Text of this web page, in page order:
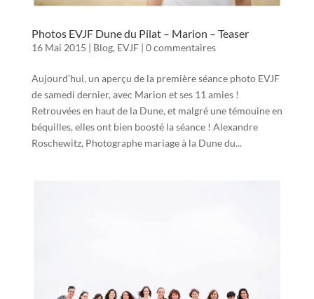
Photos EVJF Dune du Pilat – Marion – Teaser
16 Mai 2015 | Blog, EVJF| 0 commentaires
Aujourd’hui, un aperçu de la première séance photo EVJF
de samedi dernier, avec Marion et ses 11 amies !
Retrouvées en haut de la Dune, et malgré une témouine en
béquilles, elles ont bien boosté la séance ! Alexandre
Roschewitz, Photographe mariage à la Dune du...